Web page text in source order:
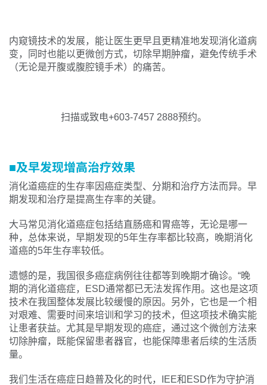
内窥镜技术的发展，能让医生更早且更精准地发现消化道病
变，同时也能以更微创方式，切除早期肿瘤，避免传统手术
（无论是开腹或腹腔镜手术）的痛苦。
扫描或致电+603-7457 2888预约。
■及早发现增高治疗效果
消化道癌症的生存率因癌症类型、分期和治疗方法而异。早
期发现和治疗是提高生存率的关键。
大马常见消化道癌症包括结直肠癌和胃癌等，无论是哪一
种，总体来说，早期发现的5年生存率都比较高，晚期消化
道癌的5年生存率较低。
遗憾的是，我国很多癌症病例往往都等到晚期才确诊。“晚
期的消化道癌症，ESD通常都已无法发挥作用。这也是这项
技术在我国整体发展比较缓慢的原因。另外，它也是一个相
对艰难、需要时间来培训和学习的技术，但这项技术确实能
让患者获益。尤其是早期发现的癌症，通过这个微创方法来
切除肿瘤，既能保留患者器官，也能保障患者后续的生活质
量。
我们生活在癌症日趋普及化的时代，IEE和ESD作为守护消